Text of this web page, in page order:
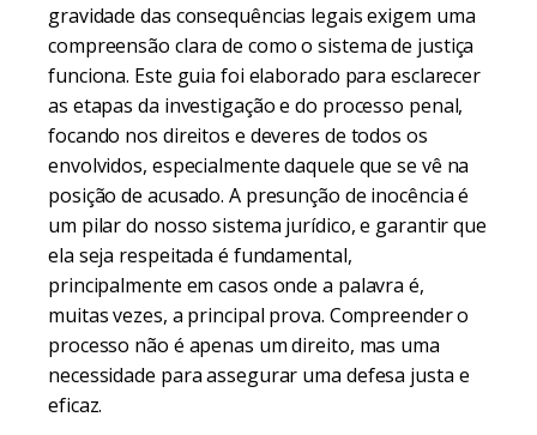
gravidade das consequências legais exigem uma
compreensão clara de como o sistema de justiça
funciona. Este guia foi elaborado para esclarecer
as etapas da investigação e do processo penal,
focando nos direitos e deveres de todos os
envolvidos, especialmente daquele que se vê na
posição de acusado. A presunção de inocência é
um pilar do nosso sistema jurídico, e garantir que
ela seja respeitada é fundamental,
principalmente em casos onde a palavra é,
muitas vezes, a principal prova. Compreender o
processo não é apenas um direito, mas uma
necessidade para assegurar uma defesa justa e
eficaz.